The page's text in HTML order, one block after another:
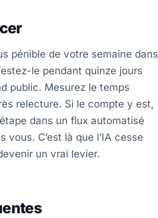
pénible de votre semaine dans
le pendant quinze jours
public. Mesurez le temps
relecture. Si le compte y est,
dans un flux automatisé
vous. C’est là que l’IA cesse
un vrai levier.